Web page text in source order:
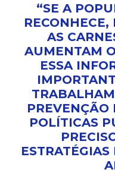
“SE A
AS
AUMENTAM
ESSA
PREVENÇÃO
POLÍTICAS